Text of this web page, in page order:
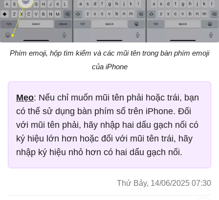
Phím emoji, hộp tìm kiếm và các mũi tên trong bàn phím emoji
của iPhone
Mẹo: Nếu chỉ muốn mũi tên phải hoặc trái, bạn
có thể sử dụng bàn phím số trên iPhone. Đối
với mũi tên phải, hãy nhập hai dấu gạch nối có
ký hiệu lớn hơn hoặc đối với mũi tên trái, hãy
nhập ký hiệu nhỏ hơn có hai dấu gạch nối.
Thứ Bảy, 14/06/2025 07:30